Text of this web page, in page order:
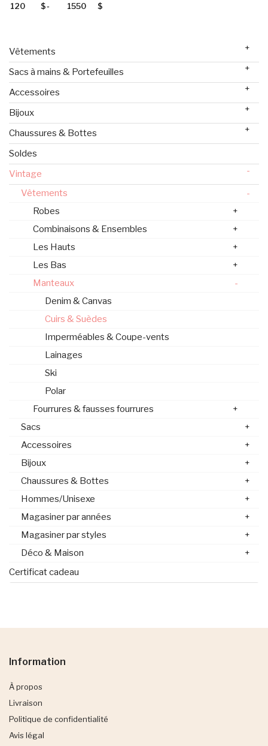
$- $
Vêtements +
Sacs à mains & Portefeuilles +
Accessoires +
Bijoux +
Chaussures & Bottes +
Soldes
Vintage
-
Vêtements
-
Robes
+
Combinaisons & Ensembles
+
Les Hauts
+
Les Bas
+
Manteaux
-
Denim & Canvas
Cuirs & Suèdes
Imperméables & Coupe-vents
Lainages
Ski
Polar
Fourrures & fausses fourrures
+
Sacs
+
Accessoires
+
Bijoux
+
Chaussures & Bottes
+
Hommes/Unisexe
+
Magasiner par années
+
Magasiner par styles
+
Déco & Maison
+
Certificat cadeau
Information
À propos
Livraison
Politique de confidentialité
Avis légal